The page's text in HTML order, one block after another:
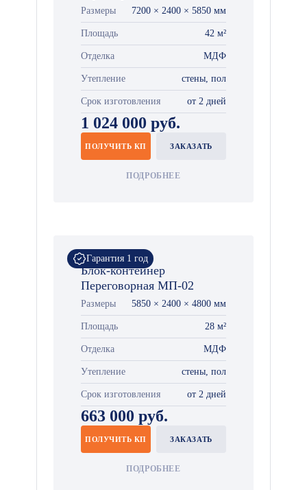
Размеры 7200 × 2400 × 5850 мм
Площадь 42 м²
Отделка МДФ
Утепление стены, пол
Срок изготовления от 2 дней
1 024 000 руб.
ПОЛУЧИТЬ КП ЗАКАЗАТЬ
ПОДРОБНЕЕ
Гарантия 1 год
Блок-контейнер
Переговорная МП-02
Размеры 5850 × 2400 × 4800 мм
Площадь 28 м²
Отделка МДФ
Утепление стены, пол
Срок изготовления от 2 дней
663 000 руб.
ПОЛУЧИТЬ КП ЗАКАЗАТЬ
ПОДРОБНЕЕ